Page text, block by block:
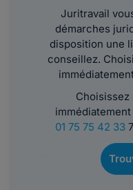
Juritravail
démarches
disposition une
conseillez.
Choisissez
01 75 75 42 33